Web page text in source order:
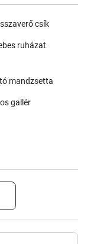
csík
ruházat
mandzsetta
gallér